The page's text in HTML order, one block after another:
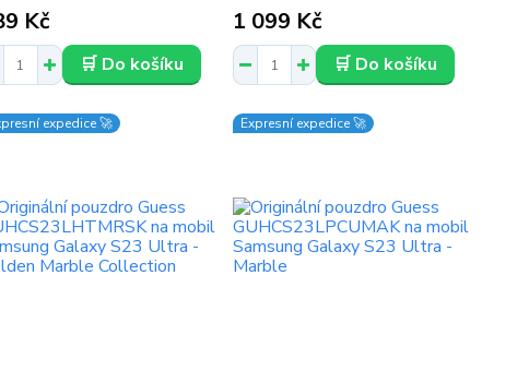
Kč
🛒 Do košíku
1 099 Kč
🛒 Do košíku
expedice 🚀 Expresní expedice 🚀